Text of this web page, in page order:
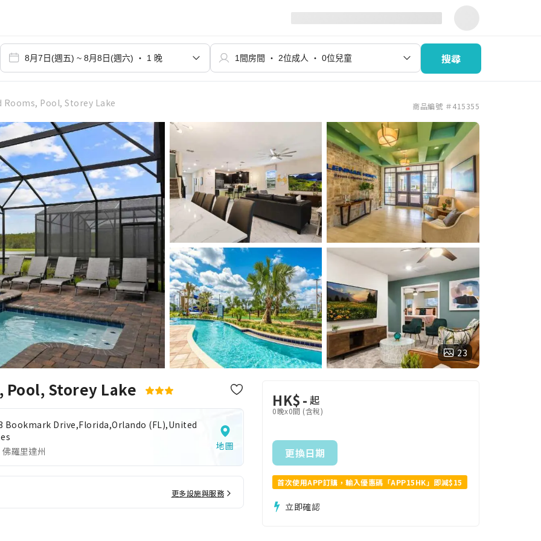
搜尋
Pool, Storey Lake 商品編號 ＃415355
23
Pool, Storey Lake
Bookmark Drive,Florida,Orlando (FL),United
羅里達州
地圖
更多設施與服務
HK$- 起
0晚x0間 (含稅)
更換日期
首次使用APP訂購，輸入優惠碼「APP15HK」即減$15
立即確認